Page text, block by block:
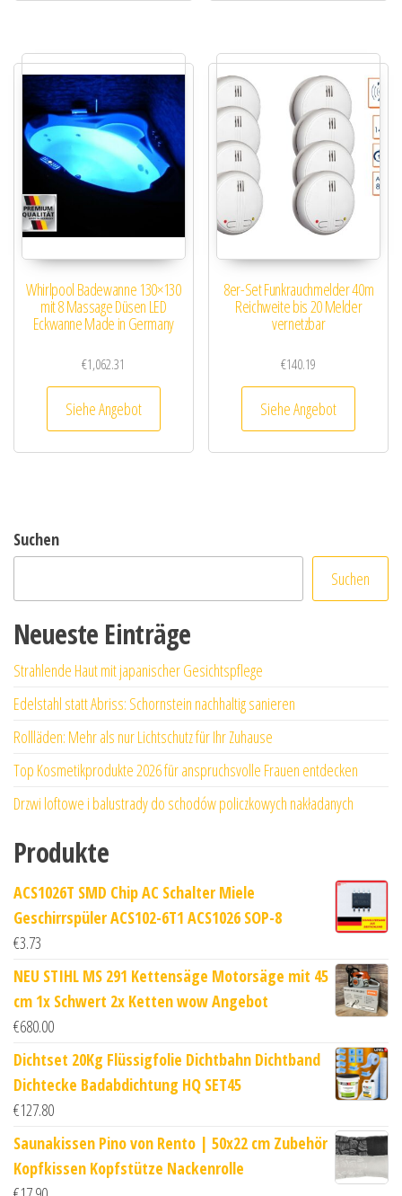
Whirlpool Badewanne 130×130
mit 8 Massage Düsen LED
Eckwanne Made in Germany
€1,062.31
Siehe Angebot
8er-Set Funkrauchmelder 40m
Reichweite bis 20 Melder
vernetzbar
€140.19
Siehe Angebot
Suchen
Suchen
Neueste Einträge
Strahlende Haut mit japanischer Gesichtspflege
Edelstahl statt Abriss: Schornstein nachhaltig sanieren
Rollläden: Mehr als nur Lichtschutz für Ihr Zuhause
Top Kosmetikprodukte 2026 für anspruchsvolle Frauen entdecken
Drzwi loftowe i balustrady do schodów policzkowych nakładanych
Produkte
ACS1026T SMD Chip AC Schalter Miele
Geschirrspüler ACS102-6T1 ACS1026 SOP-8
€3.73
NEU STIHL MS 291 Kettensäge Motorsäge mit 45
cm 1x Schwert 2x Ketten wow Angebot
€680.00
Dichtset 20Kg Flüssigfolie Dichtbahn Dichtband
Dichtecke Badabdichtung HQ SET45
€127.80
Saunakissen Pino von Rento | 50x22 cm Zubehör
Kopfkissen Kopfstütze Nackenrolle